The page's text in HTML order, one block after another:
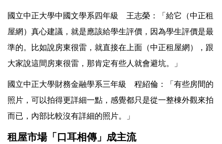
國立中正大學中國文學系四年級 王志榮：「給它（中正租
屋網）真心建議，就是應該給學生評價，因為學生評價是最
準的。比如說房東很雷，就直接在上面（中正租屋網），跟
大家說這間房東很雷，那肯定有些人就會避坑。」
國立中正大學財務金融學系三年級 程紹倫：「有些房間的
照片，可以拍得更詳細一點，感覺都只是從一整棟外觀來拍
而已，內部比較沒有詳細的照片。」
租屋市場「口耳相傳」成主流